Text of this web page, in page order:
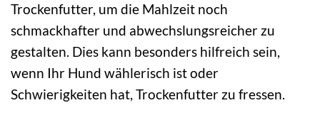
Trockenfutter, um die Mahlzeit noch
schmackhafter und abwechslungsreicher zu
gestalten. Dies kann besonders hilfreich sein,
wenn Ihr Hund wählerisch ist oder
Schwierigkeiten hat, Trockenfutter zu fressen.